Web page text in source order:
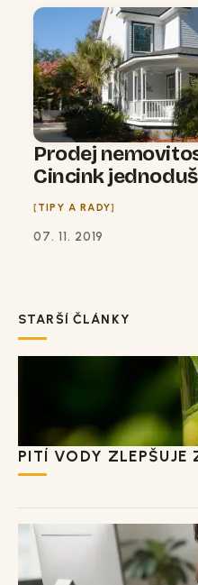
Prodej
Cincink
TIPY A RADY
07. 11. 2019
STARŠÍ ČLÁNKY
PITÍ VODY ZLEPŠUJE